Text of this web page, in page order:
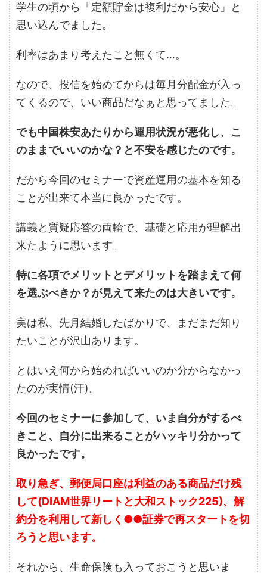
学生の頃から「定額貯金は複利だから安心」と
思い込んでました。
利率はあまり考えたこと無くて…。
なので、投信を始めてからは毎月分配金が入っ
てくるので、いい商品だなぁと思ってました。
でも中国株安あたりから運用状況が悪化し、こ
のままでいいのかな？と不安を感じたのです。
だから今回のセミナーで資産運用の基本を知る
ことが出来て本当に良かったです。
講義と質疑応答の両輪で、基礎と応用が理解出
来たように思います。
特に各項でメリットとデメリットを踏まえて何
を選ぶべきか？が見えて来たのは大きいです。
実は私、先月結婚したばかりで、まだまだ知り
たいことが沢山あります。
とはいえ何から始めればいいのか分からなかっ
たのが実情(汗)。
今回のセミナーに参加して、いま自分がするべ
きこと、自分に出来ることがハッキリ分かって
良かったです。
取り急ぎ、郵便局口座は利益のある商品だけ残
して(DIAM世界リートと大和ストック225)、解
約分を利用して新しく●●証券で再スタートを切
ろうと思います。
それから、生命保険も入っておこうと思いま